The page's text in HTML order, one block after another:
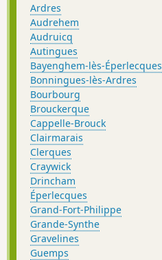
Ardres
Audrehem
Audruicq
Autingues
Bayenghem-lès-Éperlecques
Bonningues-lès-Ardres
Bourbourg
Brouckerque
Cappelle-Brouck
Clairmarais
Clerques
Craywick
Drincham
Éperlecques
Grand-Fort-Philippe
Grande-Synthe
Gravelines
Guemps